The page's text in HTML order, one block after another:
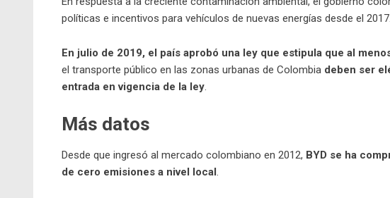
políticas e incentivos para vehículos de nuevas energías desde el 2017.
En julio de 2019, el país aprobó una ley que estipula que al
el transporte público en las zonas urbanas de Colombia deben ser
entrada en vigencia de la ley.
Más datos
Desde que ingresó al mercado colombiano en 2012, BYD se ha
de cero emisiones a nivel local.